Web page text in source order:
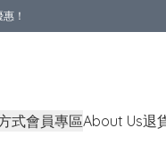
！
式會員專區About Us退